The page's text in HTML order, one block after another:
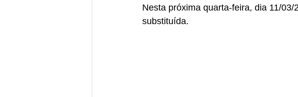
Nesta próxima quarta-feira, dia 11/
substituída.